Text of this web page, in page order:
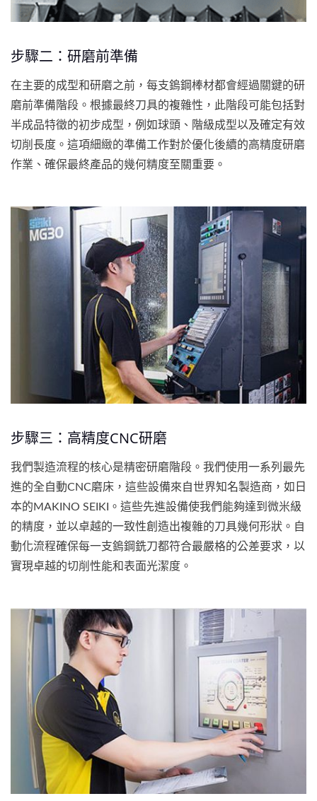
步驟二：研磨前準備
在主要的成型和研磨之前，每支鎢鋼棒材都會經過關鍵的研
磨前準備階段。根據最終刀具的複雜性，此階段可能包括對
半成品特徵的初步成型，例如球頭、階級成型以及確定有效
切削長度。這項細緻的準備工作對於優化後續的高精度研磨
作業、確保最終產品的幾何精度至關重要。
步驟三：高精度CNC研磨
我們製造流程的核心是精密研磨階段。我們使用一系列最先
進的全自動CNC磨床，這些設備來自世界知名製造商，如日
本的MAKINO SEIKI。這些先進設備使我們能夠達到微米級
的精度，並以卓越的一致性創造出複雜的刀具幾何形狀。自
動化流程確保每一支鎢鋼銑刀都符合最嚴格的公差要求，以
實現卓越的切削性能和表面光潔度。